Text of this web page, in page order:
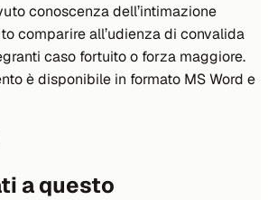
conoscenza dell’intimazione
comparire all’udienza di convalida
caso fortuito o forza maggiore.
è disponibile in formato MS Word e
a questo